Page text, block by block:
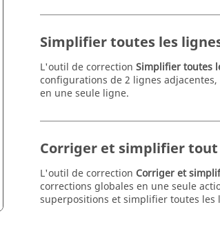
Simplifier toutes les
L'outil de correction Simplifier toutes
configurations de 2 lignes
en une seule ligne.
Corriger et simplifier
L'outil de correction Corriger et
corrections globales en une seule
superpositions et simplifier toutes les